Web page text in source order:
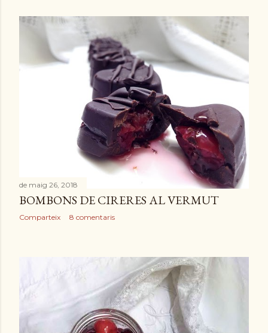
de maig 26, 2018
BOMBONS DE CIRERES AL VERMUT
Comparteix 8 comentaris